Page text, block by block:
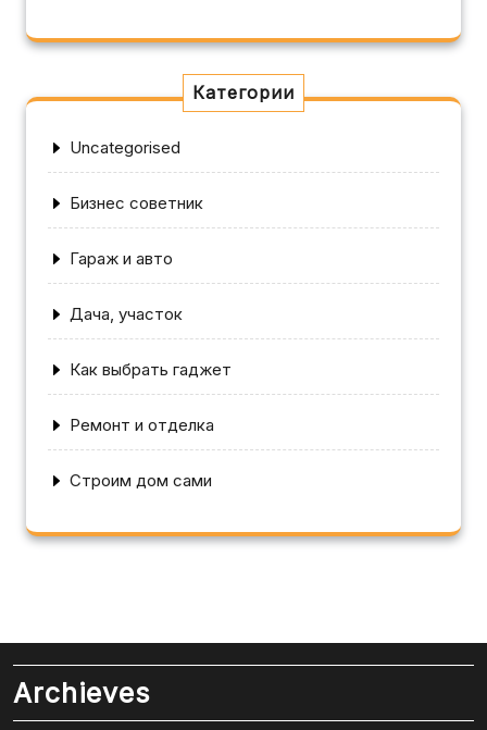
Категории
Uncategorised
Бизнес советник
Гараж и авто
Дача, участок
Как выбрать гаджет
Ремонт и отделка
Строим дом сами
Archieves